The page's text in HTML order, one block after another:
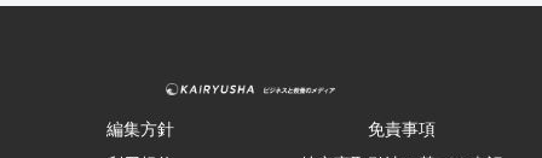
編集方針
免責事項